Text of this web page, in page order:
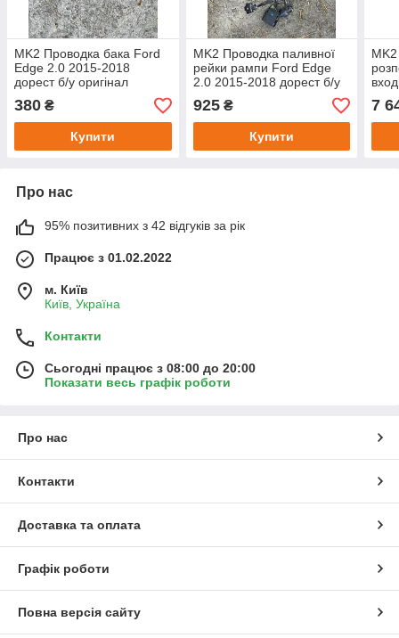
MK2 Проводка бака Ford
Edge 2.0 2015-2018
дорест б/у оригінал
F2GT14A069GE
380 ₴
Купити
MK2 Проводка паливної
рейки рампи Ford Edge
2.0 2015-2018 дорест б/у
оригінал FU5T 4B485CC
925₴
Купити
7
Про нас
95% позитивних з 42 відгуків за рік
Працює з 01.02.2022
м. Київ
Київ, Україна
Контакти
Сьогодні працює з 08:00 до 20:00
Показати весь графік роботи
Про нас
Контакти
Доставка та оплата
Графік роботи
Повна версія сайту